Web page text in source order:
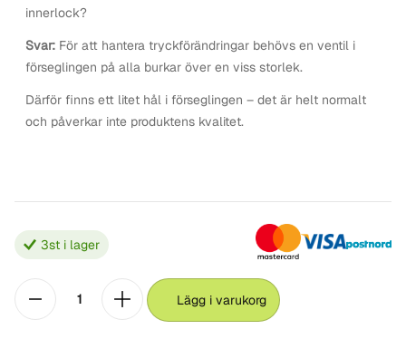
innerlock?
Svar: För att hantera tryckförändringar behövs en ventil i
förseglingen på alla burkar över en viss storlek.
Därför finns ett litet hål i förseglingen – det är helt normalt
och påverkar inte produktens kvalitet.
3st i lager
Lägg i varukorg